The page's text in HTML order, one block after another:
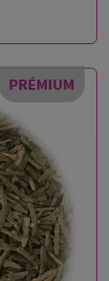
PRÉMIUM